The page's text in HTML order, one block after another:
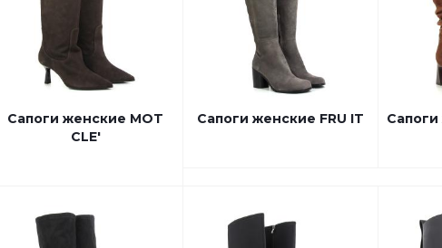
Сапоги женские MOT
CLE'
Сапоги женские FRU IT